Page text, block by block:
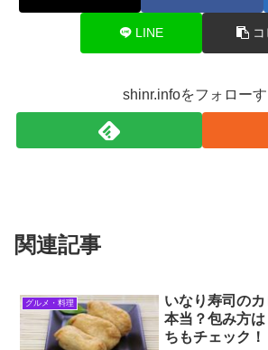
LINE
shinr.infoをフォロー
関連記事
グルメ・料理
いなり寿司の
本当？包み方
ちもチェック！